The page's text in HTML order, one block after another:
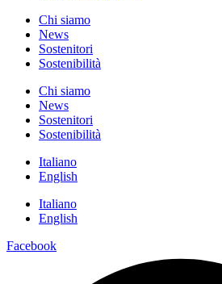
Chi siamo
News
Sostenitori
Sostenibilità
Chi siamo
News
Sostenitori
Sostenibilità
Italiano
English
Italiano
English
Facebook